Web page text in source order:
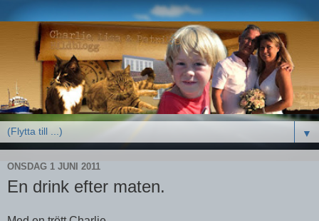
▼
ONSDAG 1 JUNI 2011
En drink efter maten.